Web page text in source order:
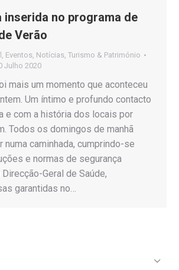
inserida no programa de
Verão
Eventos Notícias Turismo & Património
Julho 2020
mais um momento que aconteceu
Um íntimo e profundo contacto
e com a história dos locais por
Todos os domingos de manhã
numa caminhada, cumprindo-se
e normas de segurança
Geral de Saúde,
garantidas no…